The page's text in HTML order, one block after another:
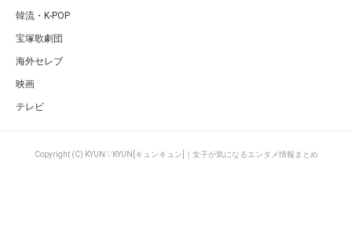
韓流・K-POP
宝塚歌劇団
海外セレブ
映画
テレビ
Copyright (C) KYUN♡KYUN[キュンキュン]｜女子が気になるエンタメ情報まとめ